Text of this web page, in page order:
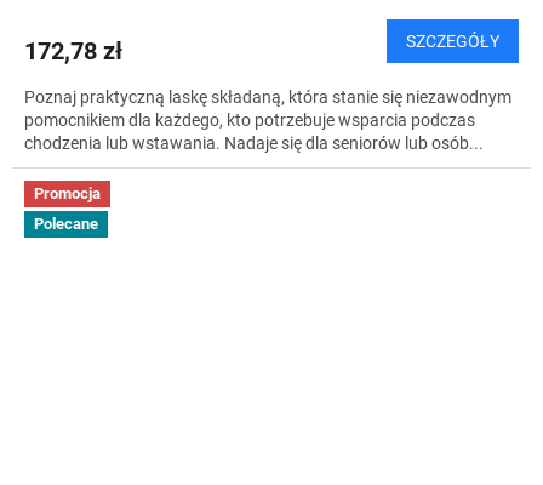
172,78 zł SZCZEGÓŁY
Poznaj praktyczną laskę składaną, która stanie się niezawodnym
pomocnikiem dla każdego, kto potrzebuje wsparcia podczas
chodzenia lub wstawania. Nadaje się dla seniorów lub osób...
Promocja
Polecane